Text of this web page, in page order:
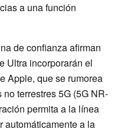
a una función
de confianza afirman
Ultra incorporarán el
Apple, que se rumorea
terrestres 5G (5G NR-
permita a la línea
automáticamente a la